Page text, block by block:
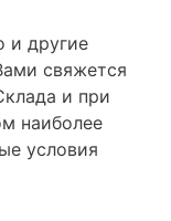
и другие
свяжется
и при
наиболее
условия